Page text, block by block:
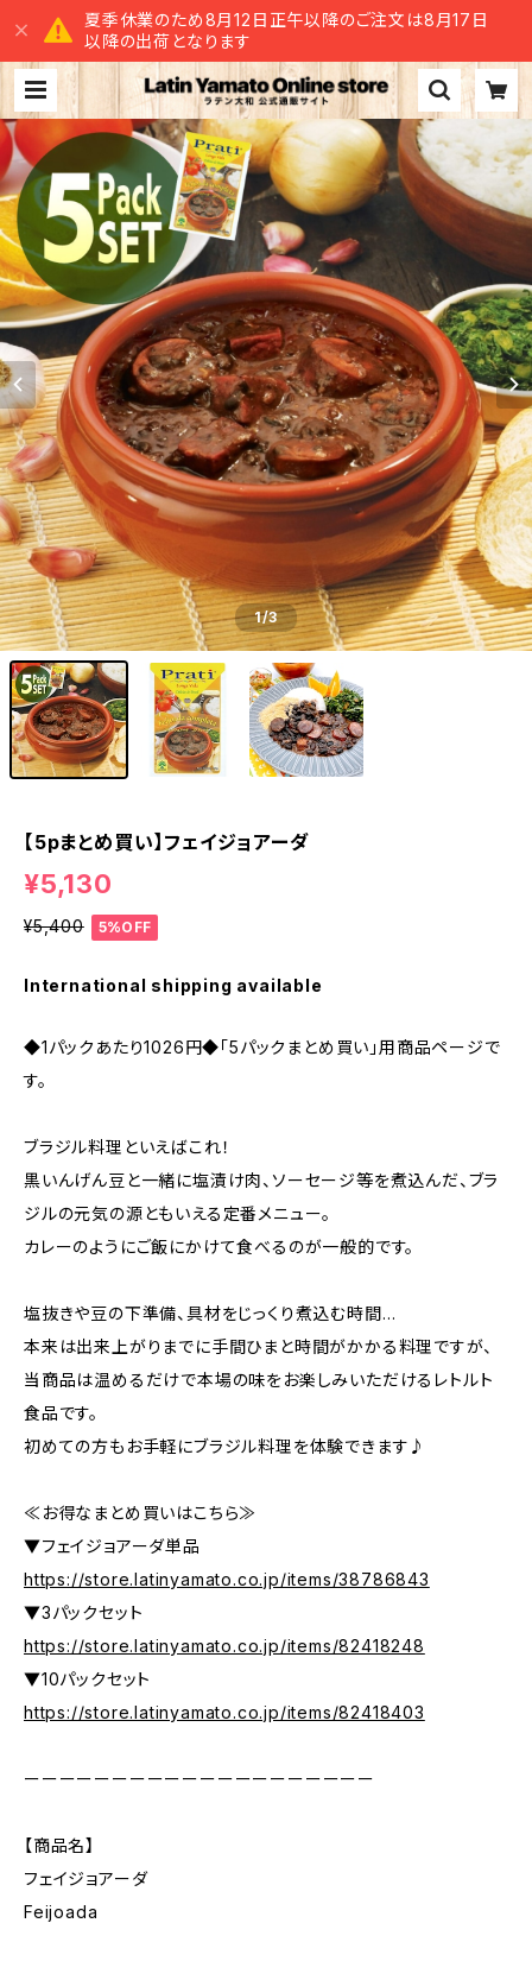
夏季休業のため8月12日正午以降のご注文は8月17日
以降の出荷となります
1/3
【5pまとめ買い】フェイジョアーダ
¥5,130
¥5,400 5%OFF
International shipping available
◆1パックあたり1026円◆「5パックまとめ買い」用商品ページで
す。
ブラジル料理といえばこれ！
黒いんげん豆と一緒に塩漬け肉、ソーセージ等を煮込んだ、ブラ
ジルの元気の源ともいえる定番メニュー。
カレーのようにご飯にかけて食べるのが一般的です。
塩抜きや豆の下準備、具材をじっくり煮込む時間…
本来は出来上がりまでに手間ひまと時間がかかる料理ですが、
当商品は温めるだけで本場の味をお楽しみいただけるレトルト
食品です。
初めての方もお手軽にブラジル料理を体験できます♪
≪お得なまとめ買いはこちら≫
▼フェイジョアーダ単品
https://store.latinyamato.co.jp/items/38786843
▼3パックセット
https://store.latinyamato.co.jp/items/82418248
▼10パックセット
https://store.latinyamato.co.jp/items/82418403
ーーーーーーーーーーーーーーーーーーーー
【商品名】
フェイジョアーダ
Feijoada